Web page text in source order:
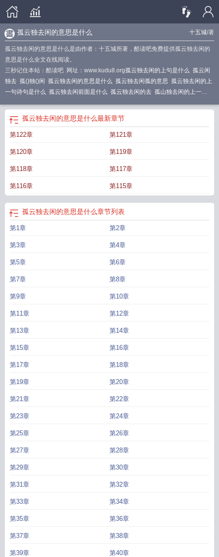
十五城/著
孤云独去闲的意思是什么
孤云独去闲的意思是什么是由作者：十五城所著，酷读吧免费提供孤云独去闲的
意思是什么全文在线阅读。
三秒记住本站：酷读吧 网址：www.kudu8.org孤云独去闲的上句是什么 孤云闲
独去 孤()独()闲 孤云独去闲的意思是什么 孤云独去闲孤的意思 孤云独去闲的上
一句诗句是什么 孤云独去闲前面是什么 孤云独去闲的去 孤山独去闲的上一
一句是什么
孤云独去闲的 孤云独去闲的闲是啥意思
思 孤云独去闲的闲
面的孤是什么意思
孤云独去闲的上一句
是什么意思
孤云独去闲前面一句是什么
云独去闲中孤是什么意思
孤云独去闲这首诗孤云独去闲中的孤是什么意思
孤云独去闲的意思是什么最新章节
第122章 第121章
第120章 第119章
第118章 第117章
第116章 第115章
孤云独去闲的意思是什么章节列表
第1章 第2章
第3章 第4章
第5章 第6章
第7章 第8章
第9章 第10章
第11章 第12章
第13章 第14章
第15章 第16章
第17章 第18章
第19章 第20章
第21章 第22章
第23章 第24章
第25章 第26章
第27章 第28章
第29章 第30章
第31章 第32章
第33章 第34章
第35章 第36章
第37章 第38章
第39章 第40章